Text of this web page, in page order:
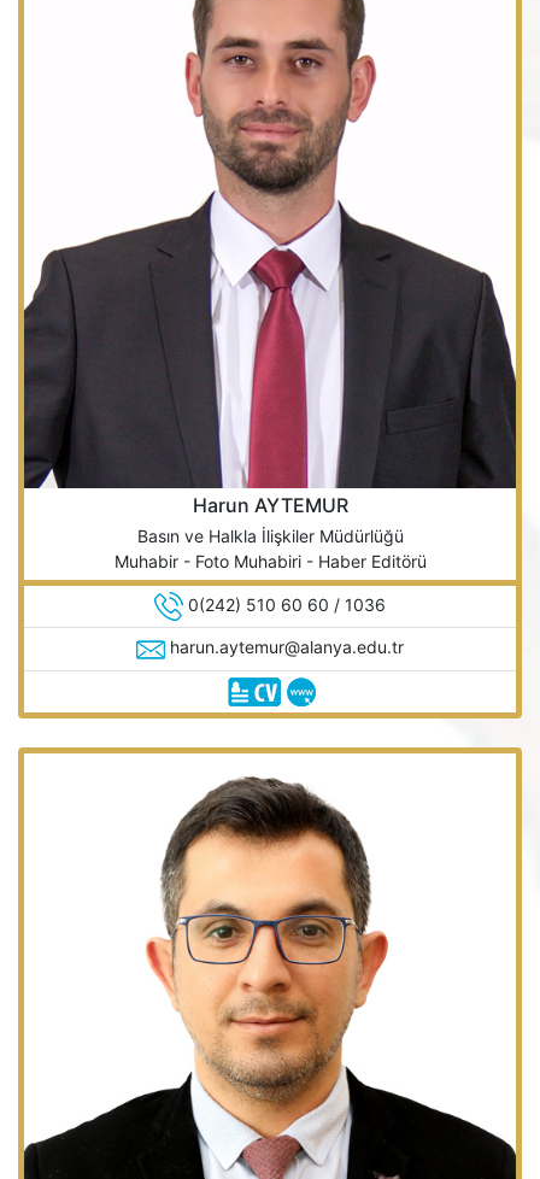
Harun AYTEMUR
Basın ve Halkla İlişkiler Müdürlüğü
Muhabir - Foto Muhabiri - Haber Editörü
0(242) 510 60 60 / 1036
harun.aytemur@alanya.edu.tr